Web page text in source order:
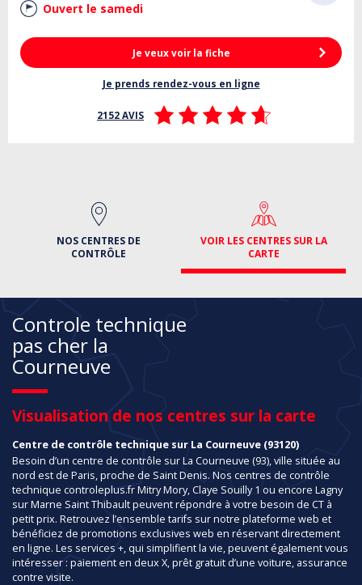
Ouvert le samedi
Je veux voir la fiche
Je prends rendez-vous en ligne
2152 AVIS
NOS CENTRES DE
CONTRÔLE
VOIR LES CENTRES SUR LA
CARTE
Controle technique
pas cher la
Courneuve
Visualisation de nos centres sur la carte
Centre de contrôle technique sur La Courneuve (93120)
Besoin d’un centre de contrôle sur La Courneuve (93), ville située au
nord est de Paris, proche de Saint Denis. Nos centres de contrôle
technique controleplus.fr Mitry Mory, Claye Souilly 1 ou encore Lagny
sur Marne Saint Thibault peuvent répondre à votre besoin de CT à
petit prix. Retrouvez l’ensemble tarifs sur notre plateforme web et
bénéficiez de promotions exclusives web en réservant directement
en ligne. Les services +, qui simplifient la vie, peuvent également vous
intéresser : paiement en deux X, prêt gratuit d’une voiture, assurance
contre visite.